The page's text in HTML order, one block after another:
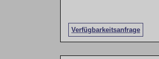
Verfügbarkeitsanfrage